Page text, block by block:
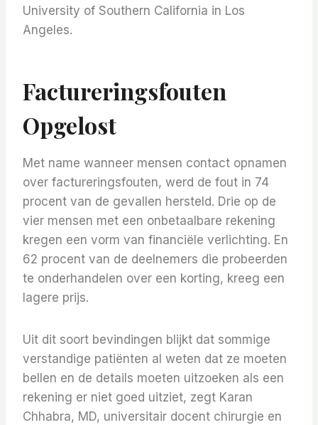
University of Southern California in Los
Angeles.
Factureringsfouten
Opgelost
Met name wanneer mensen contact opnamen
over factureringsfouten, werd de fout in 74
procent van de gevallen hersteld. Drie op de
vier mensen met een onbetaalbare rekening
kregen een vorm van financiële verlichting. En
62 procent van de deelnemers die probeerden
te onderhandelen over een korting, kreeg een
lagere prijs.
Uit dit soort bevindingen blijkt dat sommige
verstandige patiënten al weten dat ze moeten
bellen en de details moeten uitzoeken als een
rekening er niet goed uitziet, zegt Karan
Chhabra, MD, universitair docent chirurgie en